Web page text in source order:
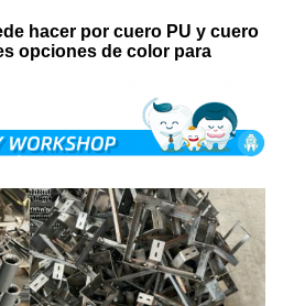
hacer por cuero PU y cuero
opciones de color para